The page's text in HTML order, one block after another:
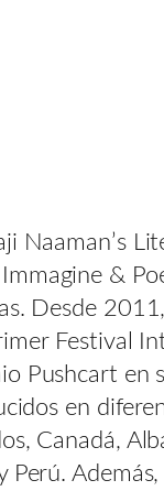
Naaman’s
&
Desde
Festival
Pushcart
en
Canadá,
Perú.